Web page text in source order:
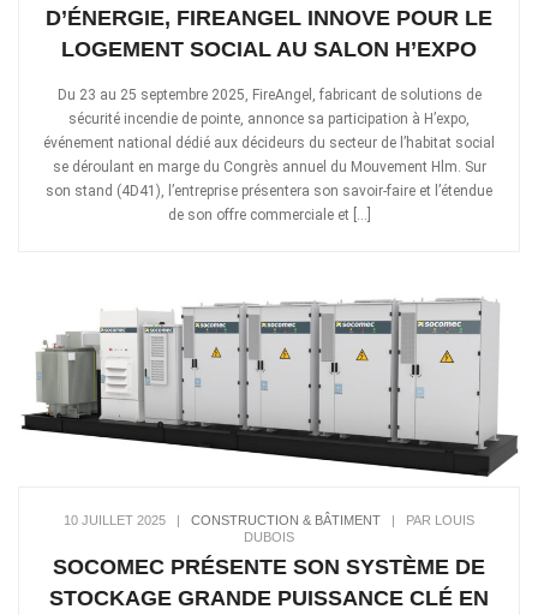
D’ÉNERGIE, FIREANGEL INNOVE POUR LE
LOGEMENT SOCIAL AU SALON H’EXPO
Du 23 au 25 septembre 2025, FireAngel, fabricant de solutions de
sécurité incendie de pointe, annonce sa participation à H’expo,
événement national dédié aux décideurs du secteur de l’habitat social
se déroulant en marge du Congrès annuel du Mouvement Hlm. Sur
son stand (4D41), l’entreprise présentera son savoir-faire et l’étendue
de son offre commerciale et […]
10 JUILLET 2025 | CONSTRUCTION & BÂTIMENT | PAR LOUIS
DUBOIS
SOCOMEC PRÉSENTE SON SYSTÈME DE
STOCKAGE GRANDE PUISSANCE CLÉ EN